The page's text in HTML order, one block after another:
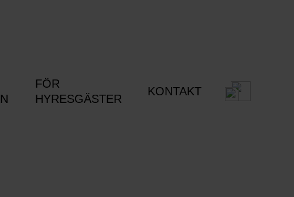
FÖR
HYRESGÄSTER
KONTAKT